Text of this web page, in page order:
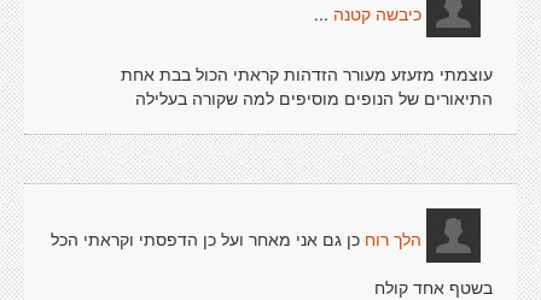
כיבשה קטנה ...
עוצמתי מזעזע מעורר הזדהות קראתי הכול בבת אחת
התיאורים של הנופים מוסיפים למה שקורה בעלילה
הלך רוח כן גם אני מאחר ועל כן הדפסתי וקראתי הכל
בשטף אחד קולח